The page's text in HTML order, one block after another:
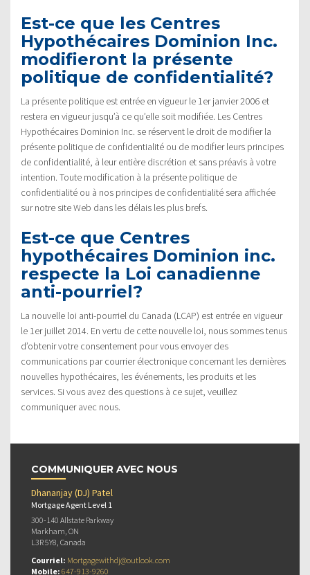
Est-ce que les Centres
Hypothécaires Dominion Inc.
modifieront la présente
politique de confidentialité?
La présente politique est entrée en vigueur le 1er janvier 2006 et
restera en vigueur jusqu’à ce qu’elle soit modifiée. Les Centres
Hypothécaires Dominion Inc. se réservent le droit de modifier la
présente politique de confidentialité ou de modifier leurs principes
de confidentialité, à leur entière discrétion et sans préavis à votre
intention. Toute modification à la présente politique de
confidentialité ou à nos principes de confidentialité sera affichée
sur notre site Web dans les délais les plus brefs.
Est-ce que Centres
hypothécaires Dominion inc.
respecte la Loi canadienne
anti-pourriel?
La nouvelle loi anti-pourriel du Canada (LCAP) est entrée en vigueur
le 1er juillet 2014. En vertu de cette nouvelle loi, nous sommes tenus
d’obtenir votre consentement pour vous envoyer des
communications par courrier électronique concernant les dernières
nouvelles hypothécaires, les événements, les produits et les
services. Si vous avez des questions à ce sujet, veuillez
communiquer avec nous.
COMMUNIQUER AVEC NOUS
Dhananjay (DJ) Patel
Mortgage Agent Level 1
300-140 Allstate Parkway
Markham, ON
L3R 5Y8, Canada
Courriel: Mortgagewithdj@outlook.com
Mobile: 647-913-9260